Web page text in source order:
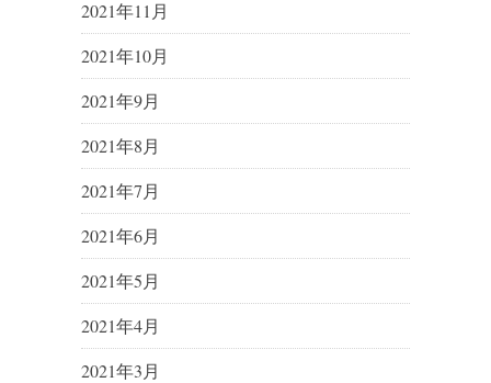
2021年11月
2021年10月
2021年9月
2021年8月
2021年7月
2021年6月
2021年5月
2021年4月
2021年3月